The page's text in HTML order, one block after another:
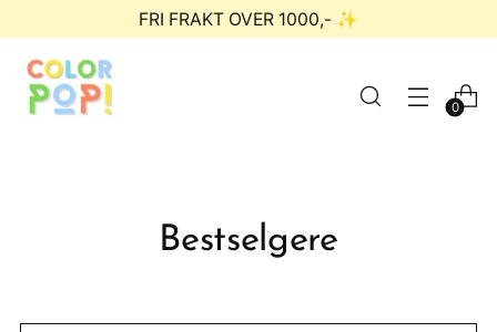
FRI FRAKT OVER 1000,- ✨
0
Bestselgere